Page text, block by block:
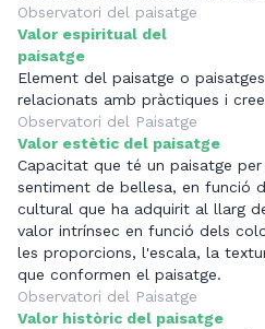
Observatori del paisatge
Valor espiritual del
paisatge
Element del paisatge o
relacionats amb pràctiques i
Observatori del Paisatge
Valor estètic del paisatge
Capacitat que té un paisatge
sentiment de bellesa, en funció
cultural que ha adquirit al llarg
valor intrínsec en funció dels
les proporcions, l'escala, la
que conformen el paisatge.
Observatori del Paisatge
Valor històric del paisatge